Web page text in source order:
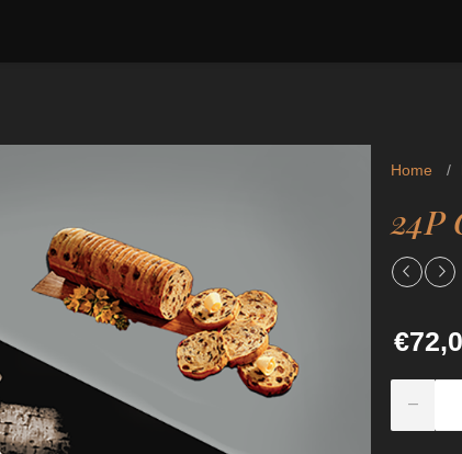
Home /
24P